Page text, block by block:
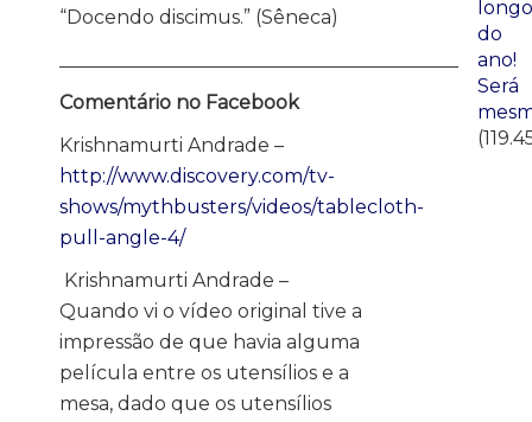
“Docendo discimus.” (Sêneca)
Comentário no Facebook
Krishnamurti Andrade –
http://www.discovery.com/tv-
shows/mythbusters/videos/tablecloth-
pull-angle-4/
Krishnamurti Andrade –
Quando vi o vídeo original tive a
impressão de que havia alguma
película entre os utensílios e a
mesa, dado que os utensílios
longo
do
ano!
Será